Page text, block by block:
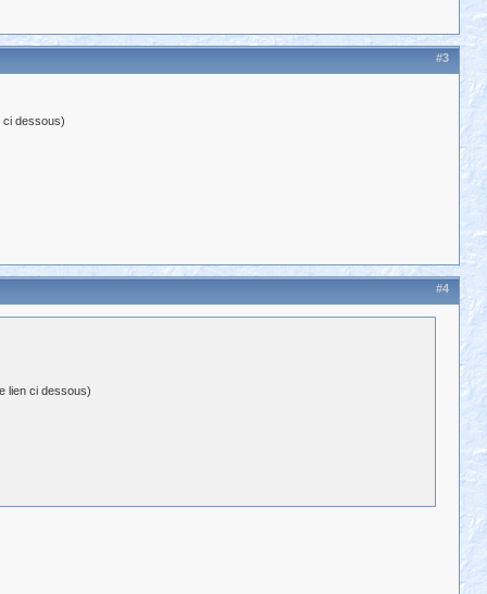
#3
ci dessous)
#4
lien ci dessous)